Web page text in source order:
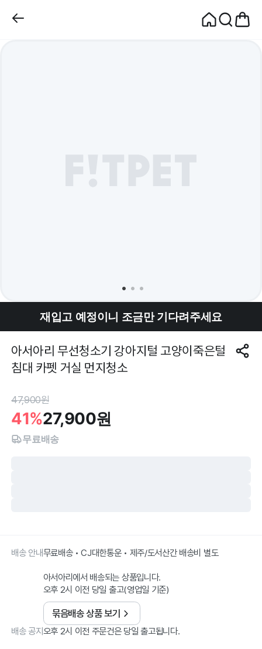
재입고 예정이니 조금만 기다려주세요
아서아리 무선청소기 강아지털 고양이죽은털
침대 카펫 거실 먼지청소
47,900원
41%27,900원
무료배송
배송 안내무료배송 • CJ대한통운 • 제주/도서산간 배송비 별도
아서아리에서 배송되는 상품입니다.
오후 2시 이전 당일 출고(영업일 기준)
묶음배송 상품 보기
배송 공지오후 2시 이전 주문건은 당일 출고됩니다.